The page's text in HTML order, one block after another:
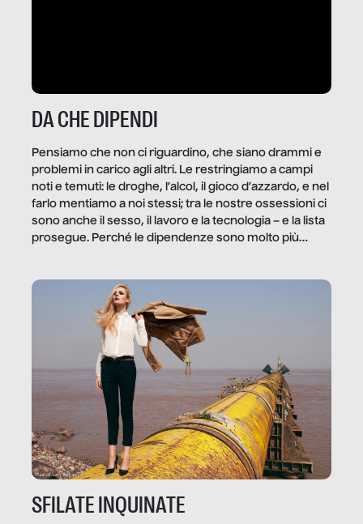
DA CHE DIPENDI
Pensiamo che non ci riguardino, che siano drammi e
problemi in carico agli altri. Le restringiamo a campi
noti e temuti: le droghe, l’alcol, il gioco d’azzardo, e nel
farlo mentiamo a noi stessi; tra le nostre ossessioni ci
sono anche il sesso, il lavoro e la tecnologia – e la lista
prosegue. Perché le dipendenze sono molto più
trae un guadagno. In questo reportage vediamo
quale e come.
SFILATE INQUINATE